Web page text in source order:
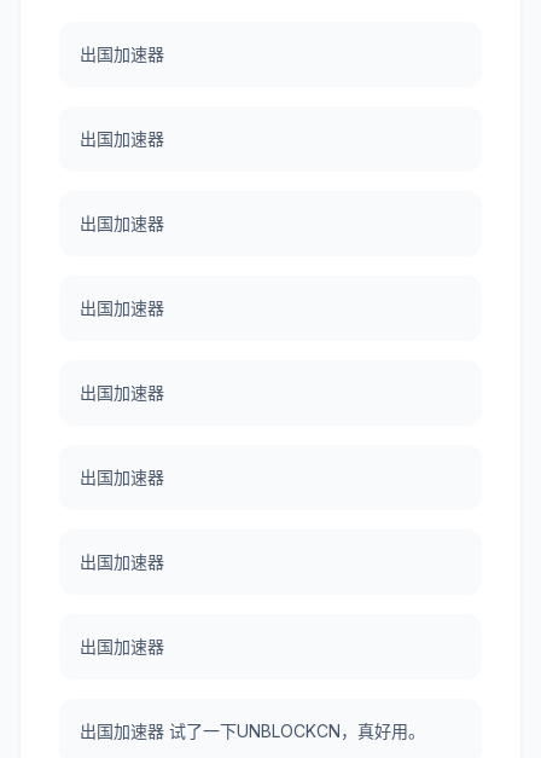
出国加速器
出国加速器
出国加速器
出国加速器
出国加速器
出国加速器
出国加速器
出国加速器
出国加速器 试了一下UNBLOCKCN，真好用。